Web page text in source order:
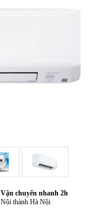
Vận chuyển nhanh 2h
Nội thành Hà Nội